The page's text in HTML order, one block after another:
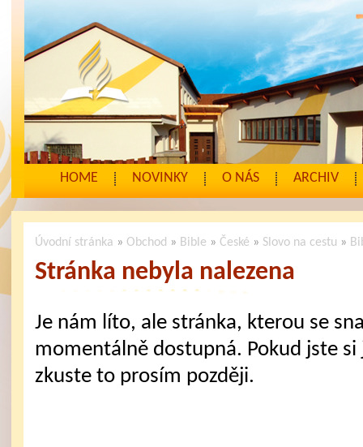
HOME NOVINKY O NÁS ARCHIV
Úvodní stránka » Obchod » Bible » České » Slovo na cestu »
Stránka nebyla nalezena
Je nám líto, ale stránka, kterou se
momentálně dostupná. Pokud jste
zkuste to prosím později.